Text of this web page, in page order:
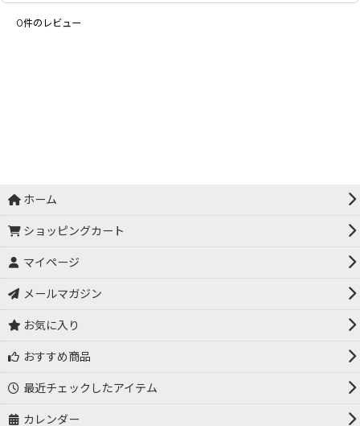
0件のレビュー
ホーム
ショッピングカート
マイページ
メールマガジン
お気に入り
おすすめ商品
最近チェックしたアイテム
カレンダー